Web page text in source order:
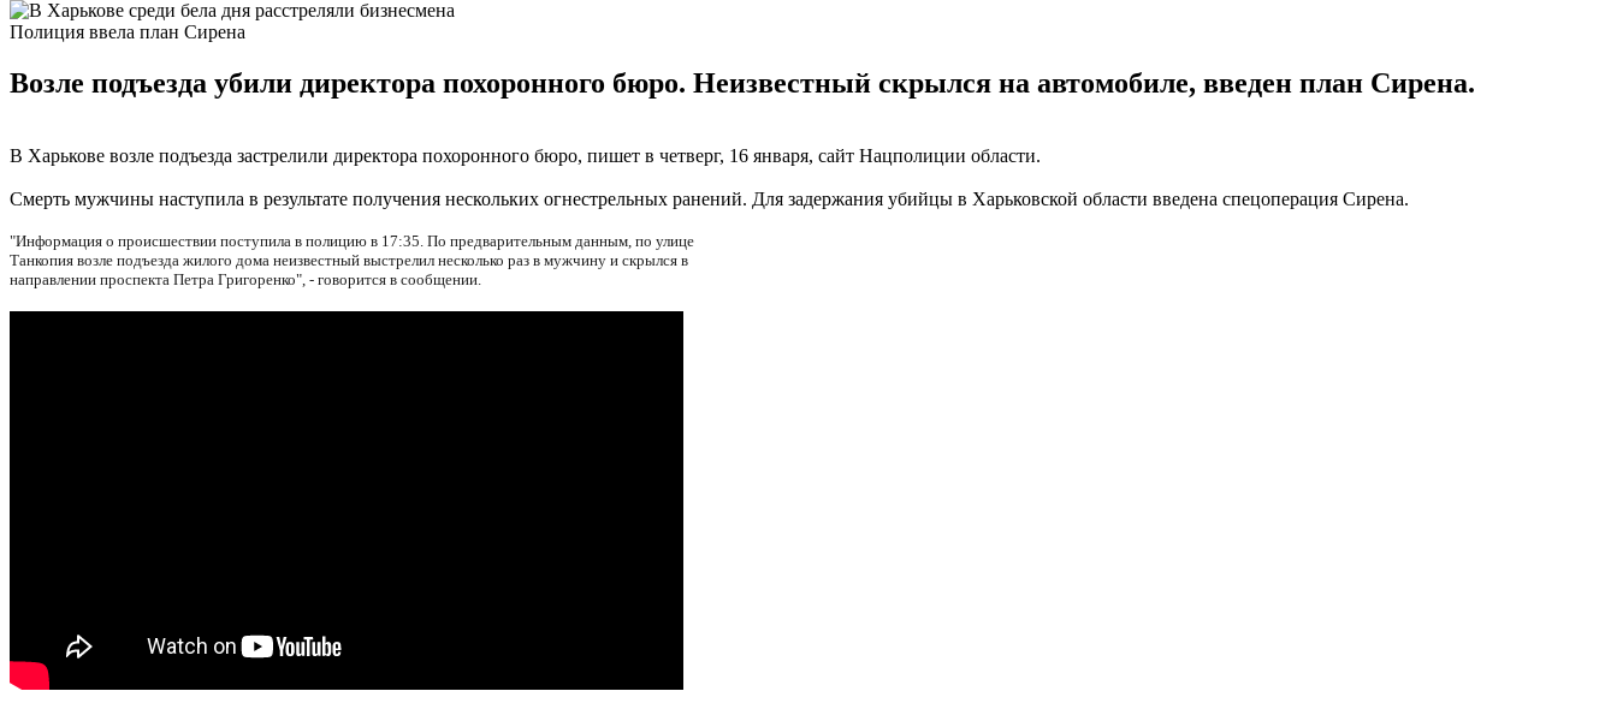
Полиция ввела план Сирена
Возле подъезда убили директора похоронного бюро. Неизвестный скрылся на автомобиле, введен план Сирена.
В Харькове возле подъезда застрелили директора похоронного бюро, пишет в четверг, 16 января, сайт Нацполиции области.
Смерть мужчины наступила в результате получения нескольких огнестрельных ранений. Для задержания убийцы в Харьковской области введена спецоперация Сирена.
"Информация о происшествии поступила в полицию в 17:35. По предварительным данным, по улице
Танкопия возле подъезда жилого дома неизвестный выстрелил несколько раз в мужчину и скрылся в
направлении проспекта Петра Григоренко", - говорится в сообщении.